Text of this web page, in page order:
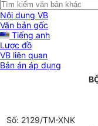
Nội dung VB
Văn bản gốc
Tiếng anh
Lược đồ
VB liên quan
Bản án áp dụng
Số: 2129/TM-XNK